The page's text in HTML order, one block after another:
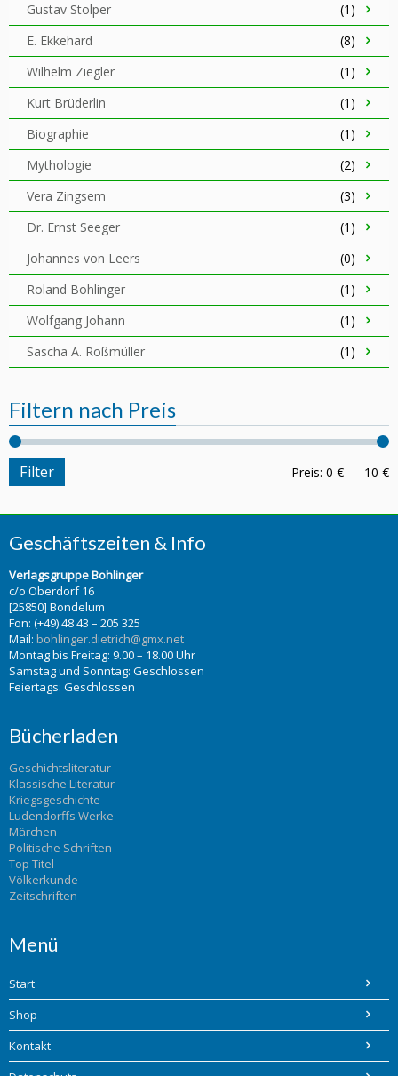
Gustav Stolper
(1)
E. Ekkehard
(8)
Wilhelm Ziegler
(1)
Kurt Brüderlin
(1)
Biographie
(1)
Mythologie
(2)
Vera Zingsem
(3)
Dr. Ernst Seeger
(1)
Johannes von Leers
(0)
Roland Bohlinger
(1)
Wolfgang Johann
(1)
Sascha A. Roßmüller
(1)
Filtern nach Preis
Filter Preis: 0 € — 10 €
Geschäftszeiten & Info
Verlagsgruppe Bohlinger
c/o Oberdorf 16
[25850] Bondelum
Fon: (+49) 48 43 – 205 325
Mail: bohlinger.dietrich@gmx.net
Montag bis Freitag: 9.00 – 18.00 Uhr
Samstag und Sonntag: Geschlossen
Feiertags: Geschlossen
Bücherladen
Geschichtsliteratur
Klassische Literatur
Kriegsgeschichte
Ludendorffs Werke
Märchen
Politische Schriften
Top Titel
Völkerkunde
Zeitschriften
Menü
Start
Shop
Kontakt